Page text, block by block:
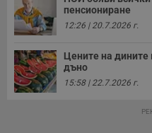
пенсиониране
12:26 | 20.7.2026 г.
Цените на дините
дъно
15:58 | 22.7.2026 г.